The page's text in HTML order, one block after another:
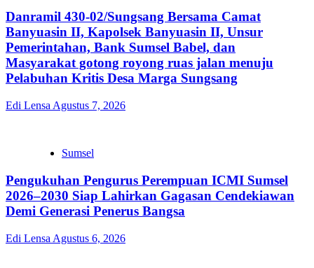
Danramil 430-02/Sungsang Bersama Camat
Banyuasin II, Kapolsek Banyuasin II, Unsur
Pemerintahan, Bank Sumsel Babel, dan
Masyarakat gotong royong ruas jalan menuju
Pelabuhan Kritis Desa Marga Sungsang
Edi Lensa Agustus 7, 2026
Sumsel
Pengukuhan Pengurus Perempuan ICMI Sumsel
2026–2030 Siap Lahirkan Gagasan Cendekiawan
Demi Generasi Penerus Bangsa
Edi Lensa Agustus 6, 2026